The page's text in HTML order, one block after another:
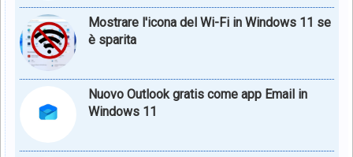
Mostrare l'icona del Wi-Fi in Windows 11 se
è sparita
Nuovo Outlook gratis come app Email in
Windows 11